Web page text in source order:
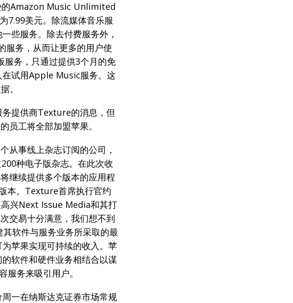
的Amazon Music Unlimited
7.99美元。除流媒体音乐服
些服务。除去付费服务外，
服务，从而让更多的用户使
务，只通过提供3个月的免
在试用Apple Music服务。这
。
提供商Texture的消息，但
员工将全部加盟苹果。
从事线上杂志订阅的公司，
种电子版杂志。在此次收
继续提供多个版本的应用程
本。Texture首席执行官约
兴Next Issue Media和其打
交易十分满意，我们想不到
软件与服务业务所采取的最
苹果实现可持续的收入。苹
软件和硬件业务相结合以谋
务来吸引用户。
一在纳斯达克证券市场常规